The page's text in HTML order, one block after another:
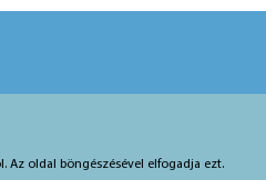
Az oldal böngészésével elfogadja ezt.